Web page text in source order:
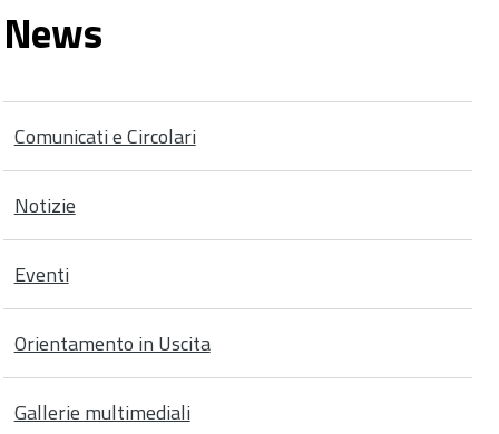
News
Comunicati e Circolari
Notizie
Eventi
Orientamento in Uscita
Gallerie multimediali